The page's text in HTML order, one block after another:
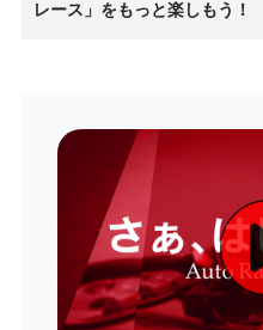
レース」をもっと楽しもう！